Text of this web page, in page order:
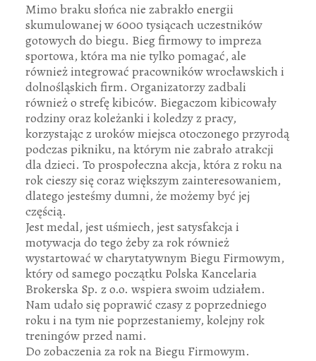
Mimo braku słońca nie zabrakło energii
skumulowanej w 6000 tysiącach uczestników
gotowych do biegu. Bieg firmowy to impreza
sportowa, która ma nie tylko pomagać, ale
również integrować pracowników wrocławskich i
dolnośląskich firm. Organizatorzy zadbali
również o strefę kibiców. Biegaczom kibicowały
rodziny oraz koleżanki i koledzy z pracy,
korzystając z uroków miejsca otoczonego przyrodą
podczas pikniku, na którym nie zabrało atrakcji
dla dzieci. To prospołeczna akcja, która z roku na
rok cieszy się coraz większym zainteresowaniem,
dlatego jesteśmy dumni, że możemy być jej
częścią.
Jest medal, jest uśmiech, jest satysfakcja i
motywacja do tego żeby za rok również
wystartować w charytatywnym Biegu Firmowym,
który od samego początku Polska Kancelaria
Brokerska Sp. z o.o. wspiera swoim udziałem.
Nam udało się poprawić czasy z poprzedniego
roku i na tym nie poprzestaniemy, kolejny rok
treningów przed nami.
Do zobaczenia za rok na Biegu Firmowym.